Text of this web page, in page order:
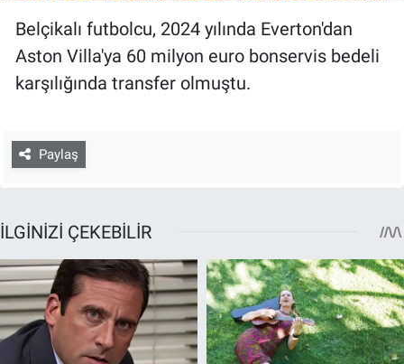
Belçikalı futbolcu, 2024 yılında Everton'dan
Aston Villa'ya 60 milyon euro bonservis bedeli
karşılığında transfer olmuştu.
Paylaş